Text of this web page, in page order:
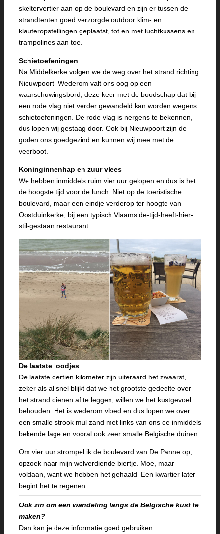
skeltervertier aan op de boulevard en zijn er tussen de
strandtenten goed verzorgde outdoor klim- en
klauteropstellingen geplaatst, tot en met luchtkussens en
trampolines aan toe.
Schietoefeningen
Na Middelkerke volgen we de weg over het strand richting
Nieuwpoort. Wederom valt ons oog op een
waarschuwingsbord, deze keer met de boodschap dat bij
een rode vlag niet verder gewandeld kan worden wegens
schietoefeningen. De rode vlag is nergens te bekennen,
dus lopen wij gestaag door. Ook bij Nieuwpoort zijn de
goden ons goedgezind en kunnen wij mee met de
veerboot.
Koninginnenhap en zuur vlees
We hebben inmiddels ruim vier uur gelopen en dus is het
de hoogste tijd voor de lunch. Niet op de toeristische
boulevard, maar een eindje verderop ter hoogte van
Oostduinkerke, bij een typisch Vlaams de-tijd-heeft-hier-
stil-gestaan restaurant.
De laatste loodjes
De laatste dertien kilometer zijn uiteraard het zwaarst,
zeker als al snel blijkt dat we het grootste gedeelte over
het strand dienen af te leggen, willen we het kustgevoel
behouden. Het is wederom vloed en dus lopen we over
een smalle strook mul zand met links van ons de inmiddels
bekende lage en vooral ook zeer smalle Belgische duinen.
Om vier uur strompel ik de boulevard van De Panne op,
opzoek naar mijn welverdiende biertje. Moe, maar
voldaan, want we hebben het gehaald. Een kwartier later
begint het te regenen.
Ook zin om een wandeling langs de Belgische kust te
maken?
Dan kan je deze informatie goed gebruiken: